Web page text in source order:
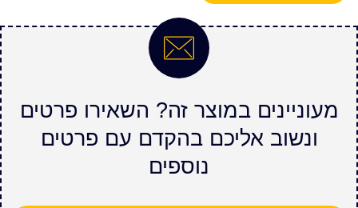
מעוניינים במוצר זה? השאירו פרטים
ונשוב אליכם בהקדם עם פרטים
נוספים